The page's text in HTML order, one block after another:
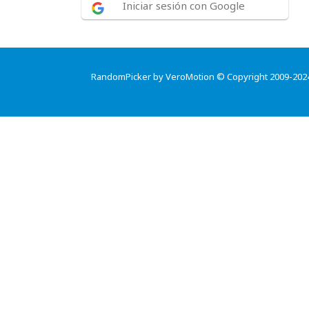
Iniciar sesión con Google
RandomPicker by VeroMotion © Copyright 2009-